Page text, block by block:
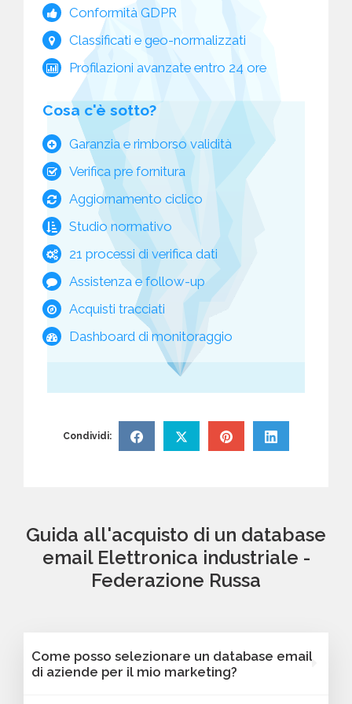
Conformità GDPR
Classificati e geo-normalizzati
Profilazioni avanzate entro 24 ore
Cosa c'è sotto?
Garanzia e rimborso validità
Verifica pre fornitura
Aggiornamento ciclico
Studio normativo
21 processi di verifica dati
Assistenza e follow-up
Acquisti tracciati
Dashboard di monitoraggio
Condividi:
Guida all'acquisto di un database
email Elettronica industriale -
Federazione Russa
Come posso selezionare un database email
di aziende per il mio marketing?